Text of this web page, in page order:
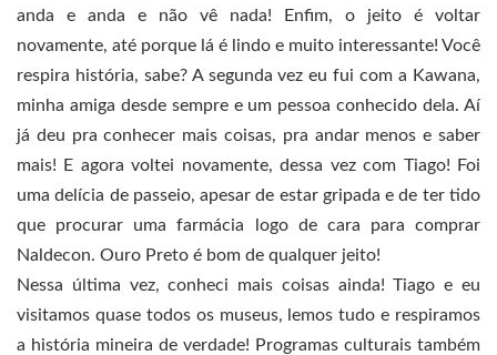
anda e anda e não vê nada! Enfim, o jeito é voltar
novamente, até porque lá é lindo e muito interessante! Você
respira história, sabe? A segunda vez eu fui com a Kawana,
minha amiga desde sempre e um pessoa conhecido dela. Aí
já deu pra conhecer mais coisas, pra andar menos e saber
mais! E agora voltei novamente, dessa vez com Tiago! Foi
uma delícia de passeio, apesar de estar gripada e de ter tido
que procurar uma farmácia logo de cara para comprar
Naldecon. Ouro Preto é bom de qualquer jeito!
Nessa última vez, conheci mais coisas ainda! Tiago e eu
visitamos quase todos os museus, lemos tudo e respiramos
a história mineira de verdade! Programas culturais também